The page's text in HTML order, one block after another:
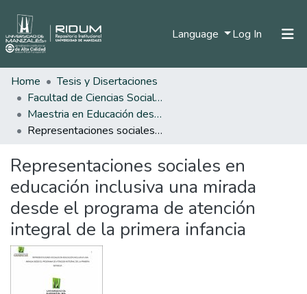
Language Log In (current)
Home
Tesis y Disertaciones
Facultad de Ciencias Sociales y Humanas
Maestria en Educación desde la Diversidad
Representaciones sociales en educación inclusiva una mirada desde el programa de atención integral de la primera infancia
Representaciones sociales en
educación inclusiva una mirada
desde el programa de atención
integral de la primera infancia